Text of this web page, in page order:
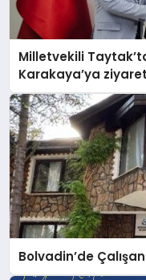
Milletvekili
Karakaya’ya ziyaret
Bolvadin’de